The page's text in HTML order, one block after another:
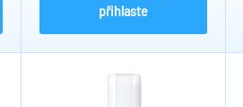
přihlaste